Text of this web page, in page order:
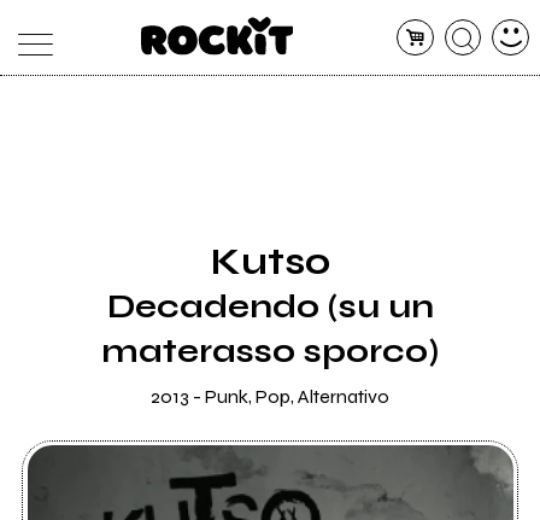
RADIO
Kutso
Decadendo (su un
materasso sporco)
2013 - Punk, Pop, Alternativo